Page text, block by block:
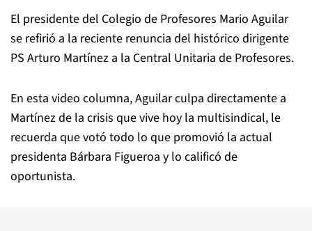
El presidente del Colegio de Profesores Mario Aguilar
se refirió a la reciente renuncia del histórico dirigente
PS Arturo Martínez a la Central Unitaria de Profesores.
En esta video columna, Aguilar culpa directamente a
Martínez de la crisis que vive hoy la multisindical, le
recuerda que votó todo lo que promovió la actual
presidenta Bárbara Figueroa y lo calificó de
oportunista.